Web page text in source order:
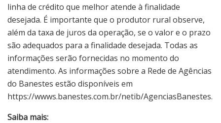
linha de crédito que melhor atende à finalidade
desejada. É importante que o produtor rural observe,
além da taxa de juros da operação, se o valor e o prazo
são adequados para a finalidade desejada. Todas as
informações serão fornecidas no momento do
atendimento. As informações sobre a Rede de Agências
do Banestes estão disponíveis em
https://wwws.banestes.com.br/netib/AgenciasBanestes.
Saiba mais: